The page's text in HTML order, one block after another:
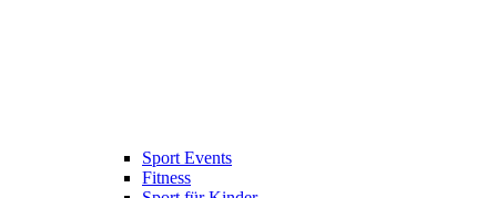
Sport Events
Fitness